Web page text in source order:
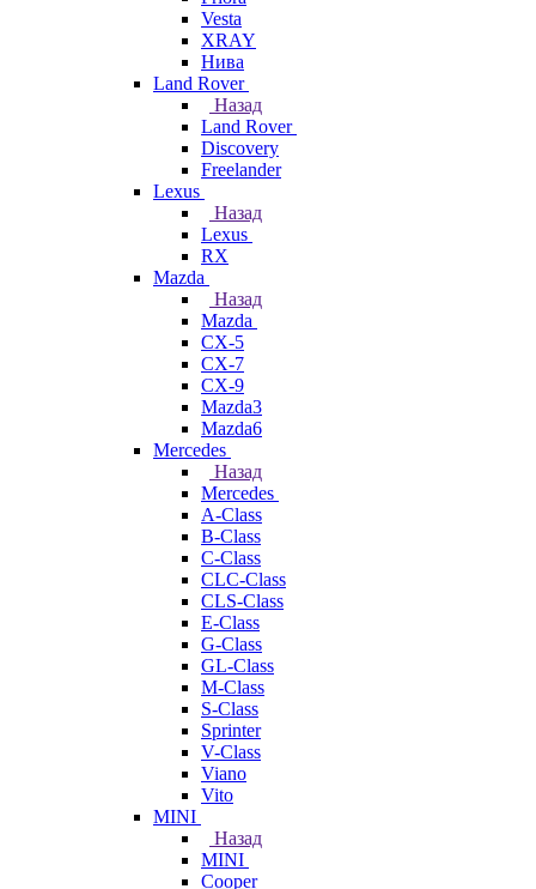
Vesta
XRAY
Нива
Land Rover
Назад
Land Rover
Discovery
Freelander
Lexus
Назад
Lexus
RX
Mazda
Назад
Mazda
CX-5
CX-7
CX-9
Mazda3
Mazda6
Mercedes
Назад
Mercedes
A-Class
B-Class
C-Class
CLC-Class
CLS-Class
E-Class
G-Class
GL-Class
M-Class
S-Class
Sprinter
V-Class
Viano
Vito
MINI
Назад
MINI
Cooper